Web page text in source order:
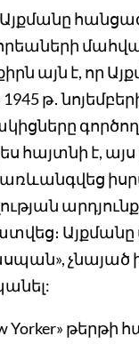
այն է, որ
1945 թ․
հայտնի է,
առևանգվեց
չնայած
թերթի